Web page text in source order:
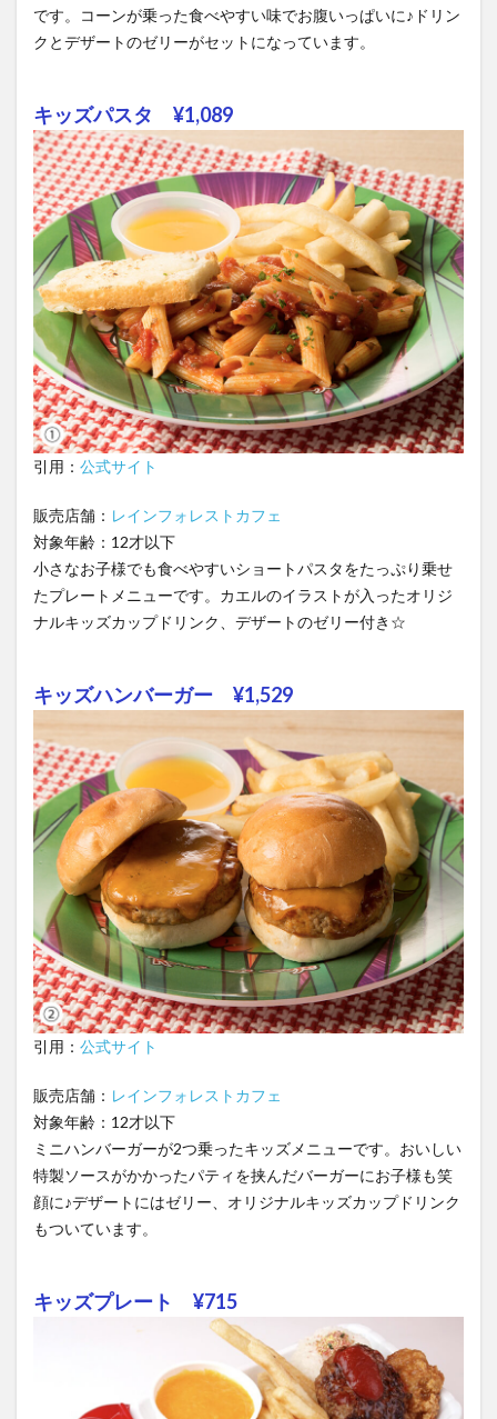
です。コーンが乗った食べやすい味でお腹いっぱいに♪ドリン
クとデザートのゼリーがセットになっています。
キッズパスタ ¥1,089
引用： 公式サイト
販売店舗： レインフォレストカフェ
対象年齢：12才以下
小さなお子様でも食べやすいショートパスタをたっぷり乗せ
たプレートメニューです。カエルのイラストが入ったオリジ
ナルキッズカップドリンク、デザートのゼリー付き☆
キッズハンバーガー ¥1,529
引用： 公式サイト
販売店舗： レインフォレストカフェ
対象年齢：12才以下
ミニハンバーガーが2つ乗ったキッズメニューです。おいしい
特製ソースがかかったパティを挟んだバーガーにお子様も笑
顔に♪デザートにはゼリー、オリジナルキッズカップドリンク
もついています。
キッズプレート ¥715